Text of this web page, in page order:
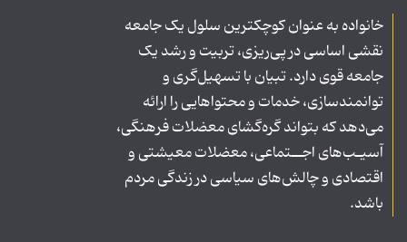
خانواده به عنوان کوچکترین سلول یک جامعه
نقشی اساسی در پی‌ریزی، تربیت و رشد یک
جامعه قوی دارد. تبیان با تسهیل‌گری و
توانمندسازی، خدمات و محتواهایی را ارائه
می‌دهد که بتواند گره‌گشای معضلات فرهنگی،
آسیـب‌های اجــتماعی، معضلات معیشتی و
اقتصادی و چالش‌های سیاسی در زندگی مردم
باشد.